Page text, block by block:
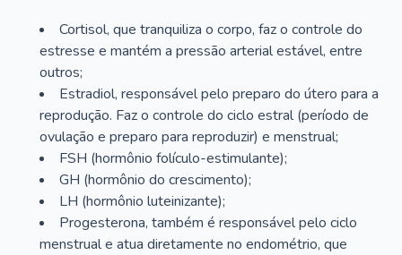
Cortisol, que tranquiliza o corpo, faz o controle do
estresse e mantém a pressão arterial estável, entre
outros;
Estradiol, responsável pelo preparo do útero para a
reprodução. Faz o controle do ciclo estral (período de
ovulação e preparo para reproduzir) e menstrual;
FSH (hormônio folículo-estimulante);
GH (hormônio do crescimento);
LH (hormônio luteinizante);
Progesterona, também é responsável pelo ciclo
menstrual e atua diretamente no endométrio, que